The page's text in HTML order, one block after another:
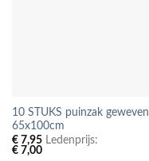
10 STUKS puinzak geweven
65x100cm
€7,95Ledenprijs:
€7,00